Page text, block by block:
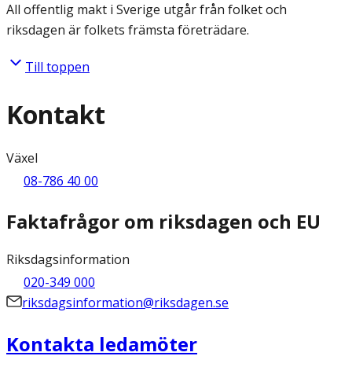
All offentlig makt i Sverige utgår från folket och
riksdagen är folkets främsta företrädare.
Till toppen
Kontakt
Växel
08-786 40 00
Faktafrågor om riksdagen och EU
Riksdagsinformation
020-349 000
riksdagsinformation@riksdagen.se
Kontakta ledamöter